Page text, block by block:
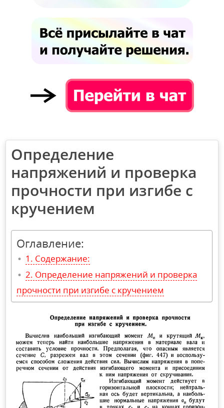
Определение
напряжений и проверка
прочности при изгибе с
кручением
Оглавление:
Содержание:
Определение напряжений и проверка
прочности при изгибе с кручением